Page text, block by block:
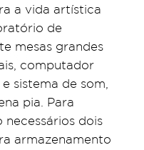
a vida artística
de
mesas grandes
computador
sistema de som,
pia. Para
necessários dois
armazenamento